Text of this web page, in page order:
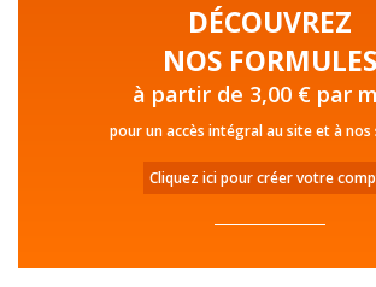
DÉCOUVREZ
NOS FORMULES
à partir de 3,00 € par
pour un accès intégral au site et à nos
Cliquez ici pour créer votre